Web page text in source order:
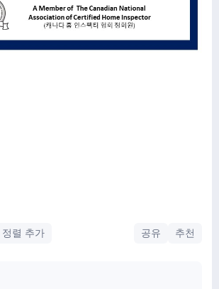
정렬 추가 공유 추천